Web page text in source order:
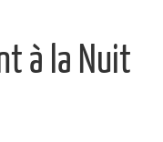
à la Nuit